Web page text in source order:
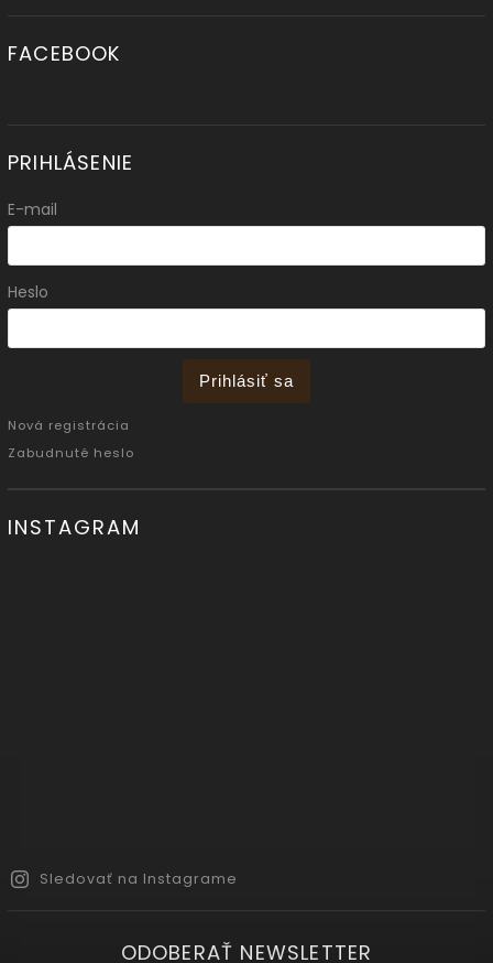
FACEBOOK
PRIHLÁSENIE
E-mail
Heslo
Prihlásiť sa
Nová registrácia
Zabudnuté heslo
INSTAGRAM
Sledovať na Instagrame
ODOBERAŤ NEWSLETTER